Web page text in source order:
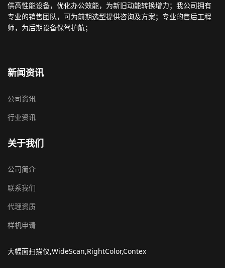
供高性能设备，优化办公效能，为新旧动能转换增力；我公司拥有
专业的销售团队，可为前期选型提供咨询及方案；专业的售后工程
师，为后期设备保驾护航；
新闻资讯
公司资讯
行业资讯
关于我们
公司简介
联系我们
代理资质
样机申请
大幅面扫描仪,WideScan,RightColor,Contex